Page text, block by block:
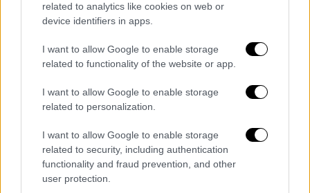
related to analytics like cookies on web or
device identifiers in apps.
I want to allow Google to enable storage
related to functionality of the website or app.
I want to allow Google to enable storage
related to personalization.
I want to allow Google to enable storage
related to security, including authentication
functionality and fraud prevention, and other
user protection.
Σημειώνεται ότι οιδύο 13χρονες-θύματα
και δεν χρειάστηκε να νοσηλευθούν.
Το πρωί της Κυριακής (16/11), οι έξι
ανήλικες μεταφέρθηκαν στον Εισαγγελέα, ο